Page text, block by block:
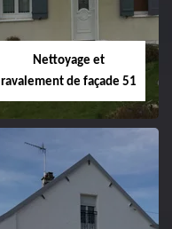
Nettoyage et
ravalement de façade 51
Nettoyage et